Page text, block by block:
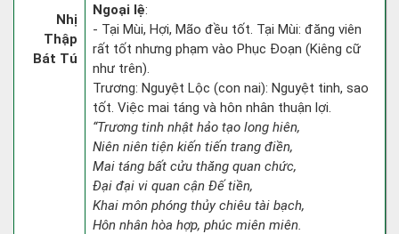
Nhị
Thập
Bát Tú
Ngoại lệ:
- Tại Mùi, Hợi, Mão đều tốt. Tại Mùi: đăng viên
rất tốt nhưng phạm vào Phục Đoạn (Kiêng cữ
như trên).
Trương: Nguyệt Lộc (con nai): Nguyệt tinh, sao
tốt. Việc mai táng và hôn nhân thuận lợi.
“Trương tinh nhật hảo tạo long hiên,
Niên niên tiện kiến tiến trang điền,
Mai táng bất cửu thăng quan chức,
Đại đại vi quan cận Đế tiền,
Khai môn phóng thủy chiêu tài bạch,
Hôn nhân hòa hợp, phúc miên miên.